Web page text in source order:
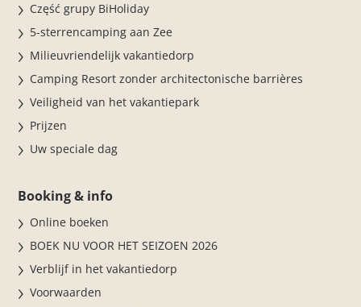
Część grupy BiHoliday
5-sterrencamping aan Zee
Milieuvriendelijk vakantiedorp
Camping Resort zonder architectonische barrières
Veiligheid van het vakantiepark
Prijzen
Uw speciale dag
Booking & info
Online boeken
BOEK NU VOOR HET SEIZOEN 2026
Verblijf in het vakantiedorp
Voorwaarden